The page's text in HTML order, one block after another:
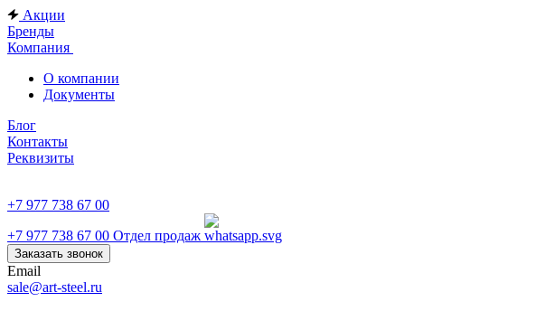
Акции
Бренды
Компания
О компании
Документы
Блог
Контакты
Реквизиты
+7 977 738 67 00
+7 977 738 67 00 Отдел продаж
Заказать звонок
Email
sale@art-steel.ru